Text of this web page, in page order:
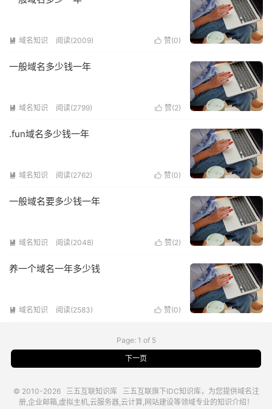
 域名知识 阅读(2009)  赞(0)
一般域名多少钱一年
 域名知识 阅读(2799)  赞(2)
.fun域名多少钱一年
 域名知识 阅读(2762)  赞(0)
一般域名要多少钱一年
 域名知识 阅读(2048)  赞(2)
养一个域名一年多少钱
 域名知识 阅读(2583)  赞(0)
Page: 1 of 5
下一页
© 2010-2026 三五互联知识库 三五互联旗下IDC知识库，为您提供域名注
册,企业邮箱,虚拟主机,云服务器,云计算,网站建设等领域专业的知识介绍！